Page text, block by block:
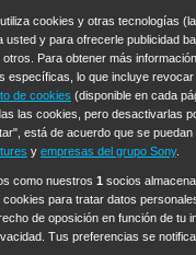
Operación: Huracán
Cinco en familia Hudson
y Lola High Country
Libre de Culpa
Chicago Fire Monarch
cookies y otras tecnologías
usted y para ofrecerle publicidad
otros. Para obtener más
específicas, lo que incluye
de cookies (disponible en cada
las cookies, pero desactivarlas
está de acuerdo que se
y empresas del grupo Sony.
como nuestros 1 socios
para tratar datos
de oposición en función de tu
Tus preferencias se